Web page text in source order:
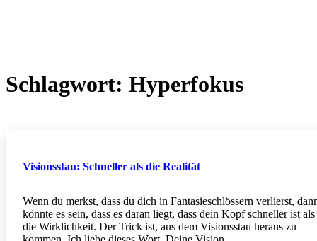
Schlagwort: Hyperfokus
Visionsstau: Schneller als die Realität
Wenn du merkst, dass du dich in Fantasieschlössern verlierst,
könnte es sein, dass es daran liegt, dass dein Kopf schneller ist als
die Wirklichkeit. Der Trick ist, aus dem Visionsstau heraus zu